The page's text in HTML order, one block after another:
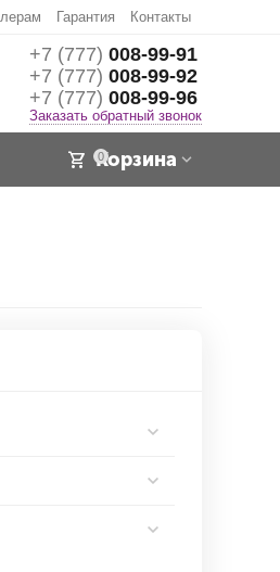
Гарантия Контакты
+7 (777) 008-99-91
+7 (777) 008-99-92
+7 (777) 008-99-96
Заказать обратный звонок
0
Корзина